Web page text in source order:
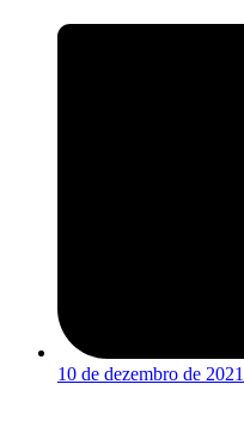
10 de dezembro de 2021